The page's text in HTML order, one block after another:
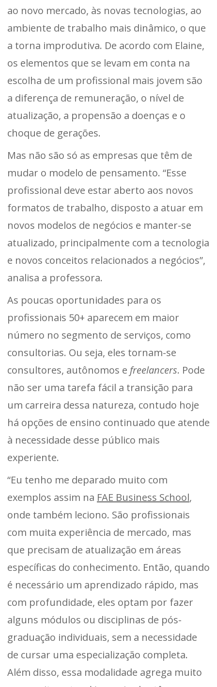
ao novo mercado, às novas tecnologias, ao
ambiente de trabalho mais dinâmico, o que
a torna improdutiva. De acordo com Elaine,
os elementos que se levam em conta na
escolha de um profissional mais jovem são
a diferença de remuneração, o nível de
atualização, a propensão a doenças e o
choque de gerações.
Mas não são só as empresas que têm de
mudar o modelo de pensamento. “Esse
profissional deve estar aberto aos novos
formatos de trabalho, disposto a atuar em
novos modelos de negócios e manter-se
atualizado, principalmente com a tecnologia
e novos conceitos relacionados a negócios”,
analisa a professora.
As poucas oportunidades para os
profissionais 50+ aparecem em maior
número no segmento de serviços, como
consultorias. Ou seja, eles tornam-se
consultores, autônomos e freelancers. Pode
não ser uma tarefa fácil a transição para
um carreira dessa natureza, contudo hoje
há opções de ensino continuado que atende
à necessidade desse público mais
experiente.
“Eu tenho me deparado muito com
exemplos assim na FAE Business School,
onde também leciono. São profissionais
com muita experiência de mercado, mas
que precisam de atualização em áreas
específicas do conhecimento. Então, quando
é necessário um aprendizado rápido, mas
com profundidade, eles optam por fazer
alguns módulos ou disciplinas de pós-
graduação individuais, sem a necessidade
de cursar uma especialização completa.
Além disso, essa modalidade agrega muito